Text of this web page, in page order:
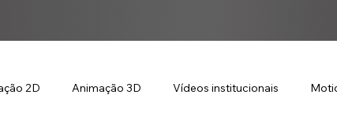
2D Animação 3D Vídeos institucionais